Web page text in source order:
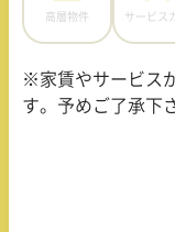
高層物件 サービス
※家賃やサービス
す。予めご了承下